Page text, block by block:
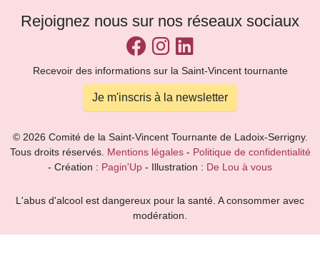
Rejoignez nous sur nos réseaux sociaux
Recevoir des informations sur la Saint-Vincent tournante
Je m'inscris à la newsletter
© 2026 Comité de la Saint-Vincent Tournante de Ladoix-Serrigny.
Tous droits réservés. Mentions légales- Politique de confidentialité
- Création : Pagin'Up - Illustration : De Lou à vous
L'abus d'alcool est dangereux pour la santé. A consommer avec
modération.